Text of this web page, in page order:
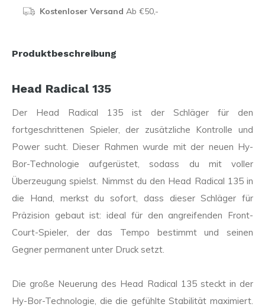
Kostenloser Versand Ab €50,-
Produktbeschreibung
Head Radical 135
Der Head Radical 135 ist der Schläger für den
fortgeschrittenen Spieler, der zusätzliche Kontrolle und
Power sucht. Dieser Rahmen wurde mit der neuen Hy-
Bor-Technologie aufgerüstet, sodass du mit voller
Überzeugung spielst. Nimmst du den Head Radical 135 in
die Hand, merkst du sofort, dass dieser Schläger für
Präzision gebaut ist: ideal für den angreifenden Front-
Court-Spieler, der das Tempo bestimmt und seinen
Gegner permanent unter Druck setzt.
Die große Neuerung des Head Radical 135 steckt in der
Hy-Bor-Technologie, die die gefühlte Stabilität maximiert.